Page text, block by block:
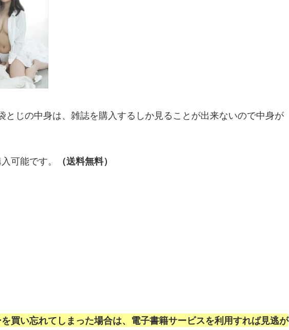
とじの中身は、雑誌を購入するしか見ることが出来ないので中身が
可能です。 （送料無料）
買い忘れてしまった場合は、電子書籍サービスを利用すれば見逃が